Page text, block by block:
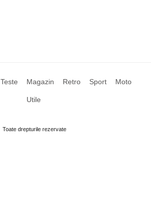
Teste Magazin Retro Sport Moto
Utile
Toate drepturile rezervate